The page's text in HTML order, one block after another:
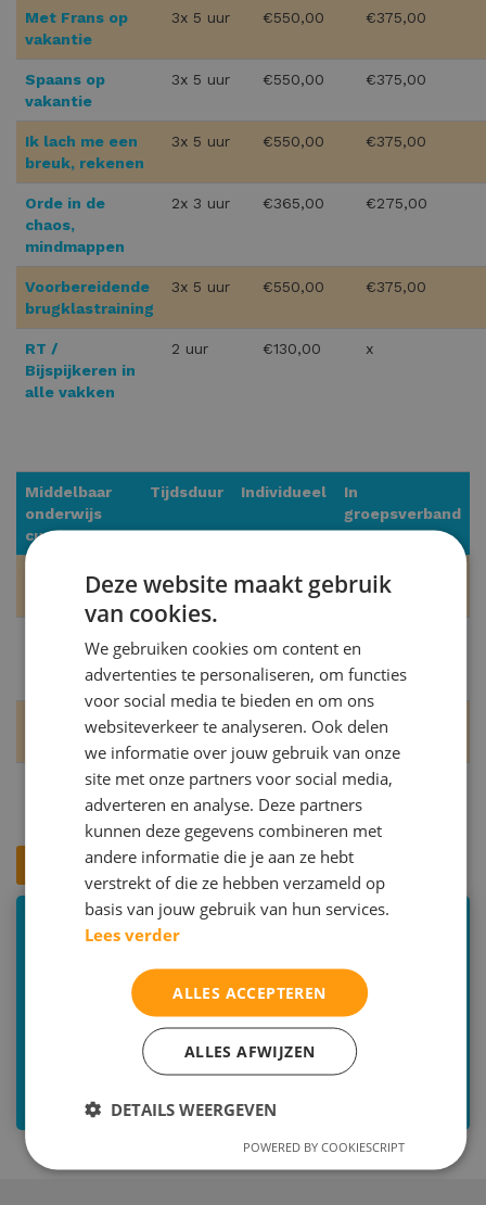
Met Frans op
vakantie
3x 5 uur €550,00 €375,00
Spaans op
vakantie
3x 5 uur €550,00 €375,00
Ik lach me een
breuk, rekenen
3x 5 uur €550,00 €375,00
Orde in de
chaos,
mindmappen
2x 3 uur €365,00 €275,00
Voorbereidende
brugklastraining
3x 5 uur €550,00 €375,00
RT /
Bijspijkeren in
alle vakken
2 uur €130,00 x
Middelbaar
onderwijs
cursus
Tijdsduur Individueel
In
groepsverband
Spaans voor
de vakantie
3x 5 uur €550,00 €285,00
mindmappen
3x 4 uur €440,00 €325,00
Bijspijkeren
alle vakken
2 uur €116,00 x
Contact Inschrijven
030-2293579 (optie 2)
info@malthastudiecoaching.nl
Stel hier uw vraag
Deze website maakt gebruik
van cookies.
We gebruiken cookies om content en
advertenties te personaliseren, om functies
voor social media te bieden en om ons
websiteverkeer te analyseren. Ook delen
we informatie over jouw gebruik van onze
site met onze partners voor social media,
adverteren en analyse. Deze partners
kunnen deze gegevens combineren met
andere informatie die je aan ze hebt
verstrekt of die ze hebben verzameld op
basis van jouw gebruik van hun services.
Lees verder
ALLES ACCEPTEREN
ALLES AFWIJZEN
DETAILS WEERGEVEN
POWERED BY COOKIESCRIPT